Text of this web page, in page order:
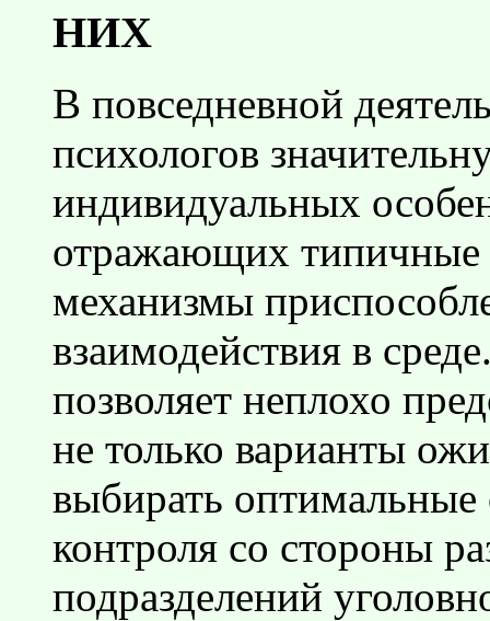
НИХ
В повседневной
психологов
индивидуальных
отражающих типичные
механизмы
взаимодействия в
позволяет неплохо
не только варианты
выбирать
контроля со стороны
подразделений